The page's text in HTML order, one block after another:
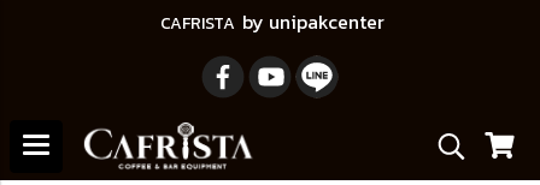
CAFRISTA by unipakcenter